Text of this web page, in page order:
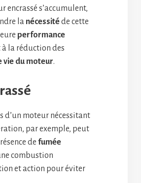
encrassé s’accumulent,
la nécessitéde cette
performance
à la réduction des
vie du moteur.
d’un moteur nécessitant
par exemple, peut
de fumée
combustion
et action pour éviter